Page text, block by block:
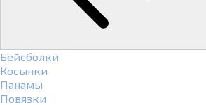
Бейсболки
Косынки
Панамы
Повязки